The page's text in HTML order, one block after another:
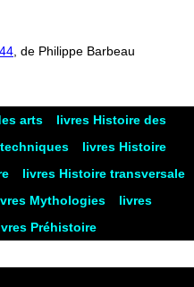
, de Philippe Barbeau
arts
livres Histoire des
livres Histoire
livres Histoire transversale
Mythologies
livres
Préhistoire